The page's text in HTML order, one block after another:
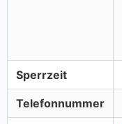
Sperrzeit
Telefonnummer